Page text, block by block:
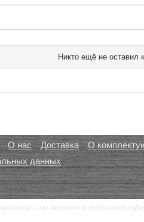
Никто ещё не оставил
О нас Доставка
О
данных
и не является публичной